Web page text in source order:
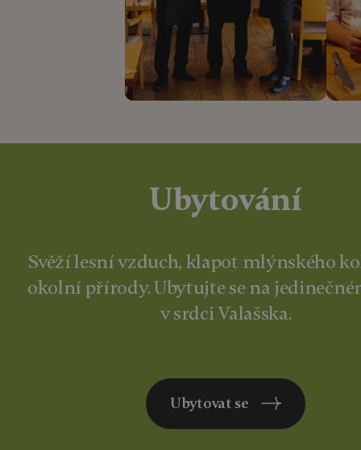
Ubytování
Svěží lesní vzduch, klapot mlýnského
okolní přírody. Ubytujte se na
v srdci Valašska.
Ubytovat se